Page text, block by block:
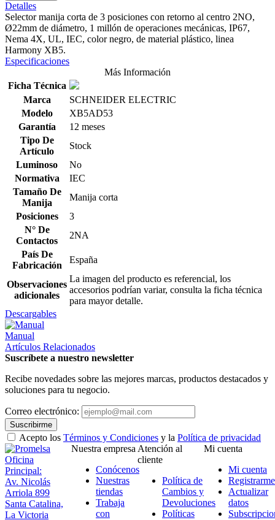
Detalles
Selector manija corta de 3 posiciones con retorno al centro 2NO,
Ø22mm de diámetro, 1 millón de operaciones mecánicas, IP67,
Nema 4X, UL, IEC, color negro, de material plástico, linea
Harmony XB5.
Especificaciones
Más Información
Ficha Técnica
Marca
SCHNEIDER ELECTRIC
Modelo
XB5AD53
Garantía
12 meses
Tipo De
Artículo
Stock
Luminoso
No
Normativa
IEC
Tamaño De
Manija
Manija corta
Posiciones
3
N° De
Contactos
2NA
País De
Fabricación
España
Observaciones
adicionales
La imagen del producto es referencial, los
accesorios podrían variar, consulta la ficha técnica
para mayor detalle.
Descargables
Manual
Artículos Relacionados
Suscríbete a nuestro newsletter
Recibe novedades sobre las mejores marcas, productos destacados y
soluciones para tu negocio.
Correo electrónico:
Suscribirme
Acepto los Términos y Condiciones y la Política de privacidad
Oficina
Principal:
Av. Nicolás
Arriola 899
Santa Catalina,
La Victoria
Nuestra empresa
Conócenos
Nuestras
tiendas
Trabaja
con
Atención al
cliente
Política de
Cambios y
Devoluciones
Políticas
Mi cuenta
Mi cuenta
Registrarme
Actualizar
datos